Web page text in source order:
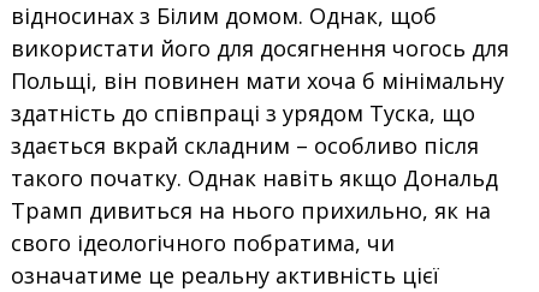
відносинах з Білим домом. Однак, щоб
використати його для досягнення чогось для
Польщі, він повинен мати хоча б мінімальну
здатність до співпраці з урядом Туска, що
здається вкрай складним – особливо після
такого початку. Однак навіть якщо Дональд
Трамп дивиться на нього прихильно, як на
свого ідеологічного побратима, чи
означатиме це реальну активність цієї